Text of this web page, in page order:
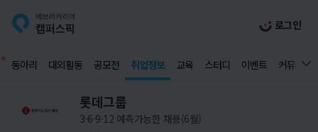
로그인
동아리 대외활동 공모전 취업정보 교육 스터디 이벤트 커뮤니티
롯데그룹
3·6·9·12 예측가능한 채용(6월)